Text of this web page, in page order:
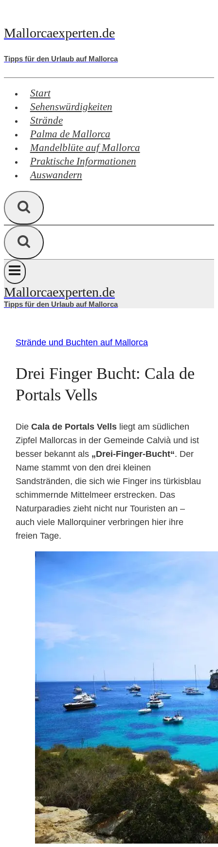
springen
Mallorcaexperten.de
Tipps für den Urlaub auf Mallorca
Start
Sehenswürdigkeiten
Strände
Palma de Mallorca
Mandelblüte auf Mallorca
Praktische Informationen
Auswandern
Mallorcaexperten.de
Tipps für den Urlaub auf Mallorca
Strände und Buchten auf Mallorca
Drei Finger Bucht: Cala de
Portals Vells
Die Cala de Portals Vells liegt am südlichen
Zipfel Mallorcas in der Gemeinde Calvià und ist
besser bekannt als „Drei-Finger-Bucht“. Der
Name stammt von den drei kleinen
Sandstränden, die sich wie Finger ins türkisblau
schimmernde Mittelmeer erstrecken. Das
Naturparadies zieht nicht nur Touristen an –
auch viele Mallorquiner verbringen hier ihre
freien Tage.